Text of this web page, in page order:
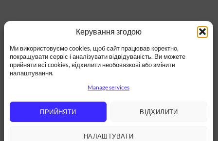
Керування згодою
Ми використовуємо cookies, щоб сайт працював коректно,
покращувати сервіс і аналізувати відвідуваність. Ви можете
прийняти всі cookies, відхилити необовязкові або змінити
налаштування.
Manage services
ПРИЙНЯТИ ВІДХИЛИТИ
НАЛАШТУВАТИ